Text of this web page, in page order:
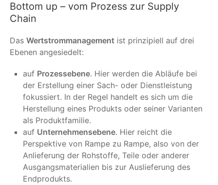
Bottom up – vom Prozess zur Supply
Chain
Das Wertstrommanagement ist prinzipiell auf drei
Ebenen angesiedelt:
auf Prozessebene. Hier werden die Abläufe bei
der Erstellung einer Sach- oder Dienstleistung
fokussiert. In der Regel handelt es sich um die
Herstellung eines Produkts oder seiner Varianten
als Produktfamilie.
auf Unternehmensebene. Hier reicht die
Perspektive von Rampe zu Rampe, also von der
Anlieferung der Rohstoffe, Teile oder anderer
Ausgangsmaterialien bis zur Auslieferung des
Endprodukts.